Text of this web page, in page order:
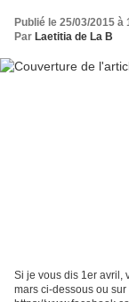
Publié le 25/03/2015 à
Par Laetitia de La B
Si je vous dis 1er avril,
mars ci-dessous ou